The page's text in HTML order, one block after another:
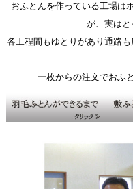
おふとんを作っている工場は
が、実はと
各工程間もゆとりがあり通路
一枚からの注文でおふ